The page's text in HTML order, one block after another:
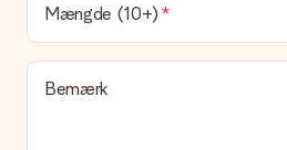
Hvilke leveringsmuligheder kan
I øjeblikket er det ikke (endnu)
leveringsindstilling. Den gave, du vil
en pakke eller som postkasse
hvilken måde din ordre sendes på?
Mængde (10+)
Bemærk